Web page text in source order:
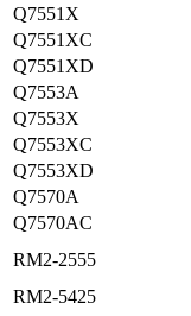
Q7551X
Q7551XC
Q7551XD
Q7553A
Q7553X
Q7553XC
Q7553XD
Q7570A
Q7570AC
RM2-2555
RM2-5425